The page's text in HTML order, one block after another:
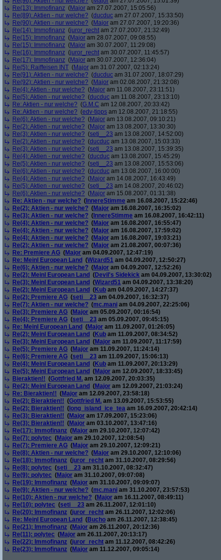
Re(13): Immofinanz (Major am 27.07.2007, 15:05:56)
Re(89): Aktien - nur welche? (ducduc am 27.07.2007, 15:33:50)
Re(90): Aktien - nur welche? (Major am 27.07.2007, 19:20:36)
Re(14): Immofinanz (juror_recht am 27.07.2007, 21:32:49)
Re(15): Immofinanz (Major am 28.07.2007, 09:08:55)
Re(15): Immofinanz (Major am 30.07.2007, 11:29:08)
Re(16): Immofinanz (juror_recht am 30.07.2007, 11:45:57)
Re(17): Immofinanz (Major am 30.07.2007, 12:36:04)
Re(5): Raiffeisen INT (Major am 31.07.2007, 02:13:24)
Re(91): Aktien - nur welche? (ducduc am 31.07.2007, 18:07:29)
Re(92): Aktien - nur welche? (Major am 02.08.2007, 21:32:08)
Re(4): Aktien - nur welche? (Major am 11.08.2007, 23:11:51)
Re(5): Aktien - nur welche? (ducduc am 11.08.2007, 23:13:10)
Re: Aktien - nur welche? (G.M.C am 12.08.2007, 20:33:42)
Re: Aktien - nur welche? (edv-tipps am 12.08.2007, 21:18:55)
Re(6): Aktien - nur welche? (Major am 13.08.2007, 09:10:21)
Re(2): Aktien - nur welche? (Major am 13.08.2007, 13:30:30)
Re(3): Aktien - nur welche? (seti__23 am 13.08.2007, 14:52:00)
Re(2): Aktien - nur welche? (ducduc am 13.08.2007, 15:03:33)
Re(3): Aktien - nur welche? (seti__23 am 13.08.2007, 15:39:35)
Re(4): Aktien - nur welche? (ducduc am 13.08.2007, 15:45:29)
Re(5): Aktien - nur welche? (seti__23 am 13.08.2007, 15:53:06)
Re(6): Aktien - nur welche? (ducduc am 13.08.2007, 16:00:00)
Re(4): Aktien - nur welche? (Major am 14.08.2007, 16:43:49)
Re(5): Aktien - nur welche? (seti__23 am 14.08.2007, 20:46:02)
Re(6): Aktien - nur welche? (Major am 15.08.2007, 01:31:38)
Re: Aktien - nur welche? ( InnereStimme am 16.08.2007, 15:22:46)
Re(2): Aktien - nur welche? (Major am 16.08.2007, 16:35:02)
Re(3): Aktien - nur welche? ( InnereStimme am 16.08.2007, 16:42:11)
Re(4): Aktien - nur welche? (Major am 16.08.2007, 16:55:47)
Re(4): Aktien - nur welche? (Major am 16.08.2007, 17:59:02)
Re(4): Aktien - nur welche? (Major am 16.08.2007, 19:03:21)
Re(2): Aktien - nur welche? (Major am 21.08.2007, 00:07:36)
Re: Premiere AG (Major am 04.09.2007, 12:47:19)
Re: Meinl European Land (Wizard51 am 04.09.2007, 12:50:27)
Re(6): Aktien - nur welche? (Major am 04.09.2007, 12:52:26)
Re(2): Meinl European Land (Devil's Sidekick am 04.09.2007, 13:30:02)
Re(3): Meinl European Land (Wizard51 am 04.09.2007, 13:38:20)
Re(2): Meinl European Land (Kub am 04.09.2007, 14:27:37)
Re(2): Premiere AG (seti__23 am 04.09.2007, 16:32:37)
Re(7): Aktien - nur welche? (mc.mani am 04.09.2007, 22:25:06)
Re(3): Premiere AG (Major am 05.09.2007, 00:16:54)
Re(4): Premiere AG (seti__23 am 05.09.2007, 09:45:15)
Re: Meinl European Land (Major am 11.09.2007, 01:26:05)
Re(2): Meinl European Land (Kub am 11.09.2007, 08:34:52)
Re(3): Meinl European Land (Major am 11.09.2007, 11:17:59)
Re(5): Premiere AG (Major am 11.09.2007, 11:24:14)
Re(6): Premiere AG (seti__23 am 11.09.2007, 15:06:13)
Re(4): Meinl European Land (Kub am 11.09.2007, 20:13:29)
Re(5): Meinl European Land (Major am 12.09.2007, 18:33:45)
Bieraktien!! (Gottfried M. am 12.09.2007, 20:03:35)
Re(2): Meinl European Land (Major am 12.09.2007, 21:03:24)
Re: Bieraktien!! (Major am 12.09.2007, 23:58:18)
Re(2): Bieraktien!! (Gottfried M. am 13.09.2007, 15:53:55)
Re(2): Bieraktien!! ( long_island_ice_tea am 16.09.2007, 20:42:14)
Re(3): Bieraktien!! (Major am 17.09.2007, 15:23:06)
Re(3): Bieraktien!! (Major am 03.10.2007, 13:47:16)
Re(17): Immofinanz (Major am 29.10.2007, 12:07:42)
Re(7): polytec (Major am 29.10.2007, 12:08:54)
Re(7): Premiere AG (Major am 29.10.2007, 12:09:21)
Re(8): Aktien - nur welche? (Major am 29.10.2007, 12:10:06)
Re(18): Immofinanz (juror_recht am 31.10.2007, 08:29:56)
Re(8): polytec (seti__23 am 31.10.2007, 08:32:47)
Re(9): polytec (Major am 31.10.2007, 09:07:08)
Re(19): Immofinanz (Major am 31.10.2007, 09:09:07)
Re(9): Aktien - nur welche? (mc.mani am 31.10.2007, 23:57:53)
Re(10): Aktien - nur welche? (Major am 16.11.2007, 08:49:11)
Re(10): polytec (seti__23 am 26.11.2007, 12:01:10)
Re(20): Immofinanz (juror_recht am 26.11.2007, 12:02:06)
Re: Meinl European Land (Bucho am 26.11.2007, 12:38:45)
Re(21): Immofinanz (Major am 26.11.2007, 20:12:36)
Re(11): polytec (Major am 26.11.2007, 20:13:17)
Re(22): Immofinanz (juror_recht am 11.12.2007, 08:42:26)
Re(23): Immofinanz (Major am 11.12.2007, 09:05:14)